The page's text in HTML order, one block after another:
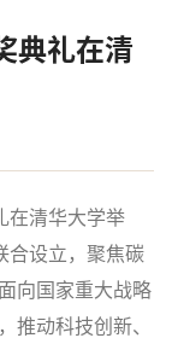
典礼在清
在清华大学举
合设立，聚焦碳
向国家重大战略
推动科技创新、